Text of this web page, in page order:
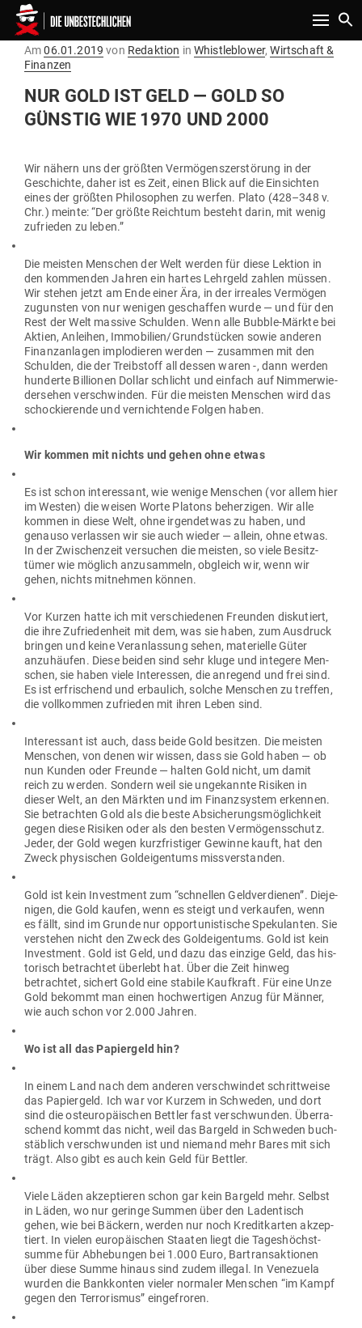
Toggle
AmGepostet
am
06.01.2019 von Redaktion in Whistleblower,Wirtschaft &
Finanzen
NUR GOLD IST GELD — GOLD SO
GÜNSTIG WIE 1970 UND 2000
Wir nähern uns der größten Ver­mö­gens­zer­störung in der
Geschichte, daher ist es Zeit, einen Blick auf die Ein­sichten
eines der größten Phi­lo­sophen zu werfen. Plato (428–348 v.
Chr.) meinte: “Der größte Reichtum besteht darin, mit wenig
zufrieden zu leben.”
Die meisten Men­schen der Welt werden für diese Lektion in
den kom­menden Jahren ein hartes Lehrgeld zahlen müssen.
Wir stehen jetzt am Ende einer Ära, in der irreales Ver­mögen
zugunsten von nur wenigen geschaffen wurde — und für den
Rest der Welt massive Schulden. Wenn alle Bubble-Märkte bei
Aktien, Anleihen, Immobilien/Grundstücken sowie anderen
Finanz­an­lagen implo­dieren werden — zusammen mit den
Schulden, die der Treib­stoff all dessen waren -, dann werden
hun­derte Bil­lionen Dollar schlicht und einfach auf Nim­mer­wie­
der­sehen ver­schwinden. Für die meisten Men­schen wird das
scho­ckie­rende und ver­nich­tende Folgen haben.
Wir kommen mit nichts und gehen ohne etwas
Es ist schon inter­essant, wie wenige Men­schen (vor allem hier
im Westen) die weisen Worte Platons beher­zigen. Wir alle
kommen in diese Welt, ohne irgend­etwas zu haben, und
genauso ver­lassen wir sie auch wieder — allein, ohne etwas.
In der Zwi­schenzeit ver­suchen die meisten, so viele Besitz­
tümer wie möglich anzu­sammeln, obgleich wir, wenn wir
gehen, nichts mit­nehmen können.
Vor Kurzen hatte ich mit ver­schie­denen Freunden dis­ku­tiert,
die ihre Zufrie­denheit mit dem, was sie haben, zum Aus­druck
bringen und keine Ver­an­lassung sehen, mate­rielle Güter
anzu­häufen. Diese beiden sind sehr kluge und integere Men­
schen, sie haben viele Inter­essen, die anregend und frei sind.
Es ist erfri­schend und erbaulich, solche Men­schen zu treffen,
die voll­kommen zufrieden mit ihren Leben sind.
Inter­essant ist auch, dass beide Gold besitzen. Die meisten
Men­schen, von denen wir wissen, dass sie Gold haben — ob
nun Kunden oder Freunde — halten Gold nicht, um damit
reich zu werden. Sondern weil sie unge­kannte Risiken in
dieser Welt, an den Märkten und im Finanz­system erkennen.
Sie betrachten Gold als die beste Absi­che­rungs­mög­lichkeit
gegen diese Risiken oder als den besten Ver­mö­gens­schutz.
Jeder, der Gold wegen kurz­fris­tiger Gewinne kauft, hat den
Zweck phy­si­schen Gold­ei­gentums missverstanden.
Gold ist kein Investment zum “schnellen Geld­ver­dienen”. Die­je­
nigen, die Gold kaufen, wenn es steigt und ver­kaufen, wenn
es fällt, sind im Grunde nur oppor­tu­nis­tische Spe­ku­lanten. Sie
ver­stehen nicht den Zweck des Gold­ei­gentums. Gold ist kein
Investment. Gold ist Geld, und dazu das einzige Geld, das his­
to­risch betrachtet überlebt hat. Über die Zeit hinweg
betrachtet, sichert Gold eine stabile Kauf­kraft. Für eine Unze
Gold bekommt man einen hoch­wer­tigen Anzug für Männer,
wie auch schon vor 2.000 Jahren.
Wo ist all das Papiergeld hin?
In einem Land nach dem anderen ver­schwindet schritt­weise
das Papiergeld. Ich war vor Kurzem in Schweden, und dort
sind die ost­eu­ro­päi­schen Bettler fast ver­schwunden. Über­ra­
schend kommt das nicht, weil das Bargeld in Schweden buch­
stäblich ver­schwunden ist und niemand mehr Bares mit sich
trägt. Also gibt es auch kein Geld für Bettler.
Viele Läden akzep­tieren schon gar kein Bargeld mehr. Selbst
in Läden, wo nur geringe Summen über den Laden­tisch
gehen, wie bei Bäckern, werden nur noch Kre­dit­karten akzep­
tiert. In vielen euro­päi­schen Staaten liegt die Tages­höchst­
summe für Abhe­bungen bei 1.000 Euro, Bar­trans­ak­tionen
über diese Summe hinaus sind zudem illegal. In Vene­zuela
wurden die Bank­konten vieler nor­maler Men­schen “im Kampf
gegen den Ter­ro­rismus” eingefroren.